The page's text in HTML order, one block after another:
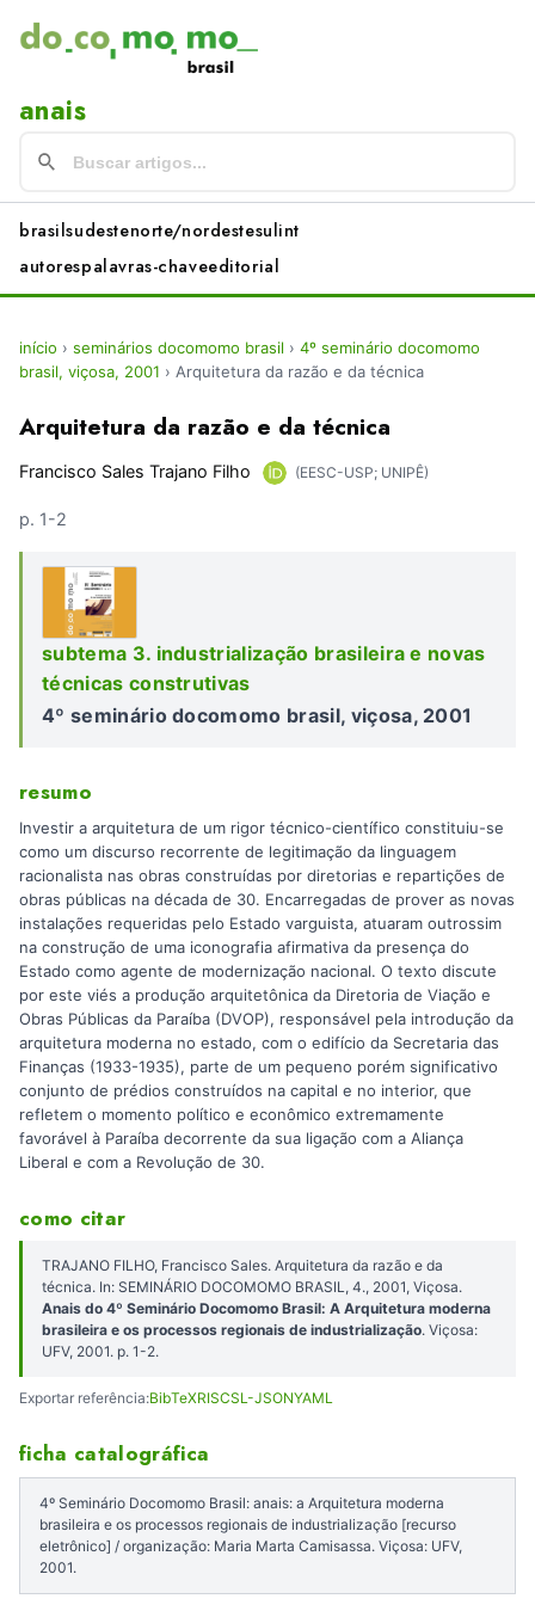
anais
brasilsudestenorte/nordestesulint
autorespalavras-chaveeditorial
início › seminários docomomo brasil › 4º seminário docomomo
brasil, viçosa, 2001 › Arquitetura da razão e da técnica
Arquitetura da razão e da técnica
Francisco Sales Trajano Filho (EESC-USP; UNIPÊ)
p. 1-2
subtema 3. industrialização brasileira e novas
técnicas construtivas
4º seminário docomomo brasil, viçosa, 2001
resumo
Investir a arquitetura de um rigor técnico-científico constituiu-se
como um discurso recorrente de legitimação da linguagem
racionalista nas obras construídas por diretorias e repartições de
obras públicas na década de 30. Encarregadas de prover as novas
instalações requeridas pelo Estado varguista, atuaram outrossim
na construção de uma iconografia afirmativa da presença do
Estado como agente de modernização nacional. O texto discute
por este viés a produção arquitetônica da Diretoria de Viação e
Obras Públicas da Paraíba (DVOP), responsável pela introdução da
arquitetura moderna no estado, com o edifício da Secretaria das
Finanças (1933-1935), parte de um pequeno porém significativo
conjunto de prédios construídos na capital e no interior, que
refletem o momento político e econômico extremamente
favorável à Paraíba decorrente da sua ligação com a Aliança
Liberal e com a Revolução de 30.
como citar
TRAJANO FILHO, Francisco Sales. Arquitetura da razão e da
técnica. In: SEMINÁRIO DOCOMOMO BRASIL, 4., 2001, Viçosa.
Anais do 4º Seminário Docomomo Brasil: A Arquitetura moderna
brasileira e os processos regionais de industrialização. Viçosa:
UFV, 2001. p. 1-2.
Exportar referência:BibTeXRISCSL-JSONYAML
ficha catalográfica
4º Seminário Docomomo Brasil: anais: a Arquitetura moderna
brasileira e os processos regionais de industrialização [recurso
eletrônico] / organização: Maria Marta Camisassa. Viçosa: UFV,
2001.